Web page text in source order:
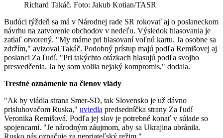
Richard Takáč. Foto: Jakub Kotian/TASR
Budúci týždeň sa má v Národnej rade SR rokovať aj o poslaneckom
návrhu na zatvorenie obchodov v nedeľu. Výsledok hlasovania je
zatiaľ otvorený. "My máme pri hlasovaní voľnú kartu. Ja osobne sa
zdržím," avizoval Takáč. Podobný prístup majú podľa Remišovej aj
poslanci Za ľudí. "Pri takýchto otázkach hlasujú podľa svojho
presvedčenia. Ja by som volila nejaký kompromis," dodala.
Trestné oznámenie na členov vlády
"Ak by vládla strana Smer-SD, tak Slovensko je už dávno
prisluhovačom Ruska," uviedla predsedníčka strany Za ľudí
Veronika Remišová. Podľa jej slov je potrebné konať v súlade so
spojencami. "Je národným záujmom, aby sa Ukrajina ubránila.